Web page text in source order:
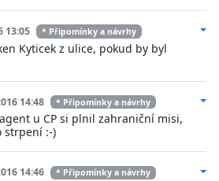
13:05 * Připomínky a návrhy
Kyticek z ulice, pokud by byl
14:48 * Připomínky a návrhy
u CP si plnil zahraniční misi,
strpení :-)
14:46 * Připomínky a návrhy